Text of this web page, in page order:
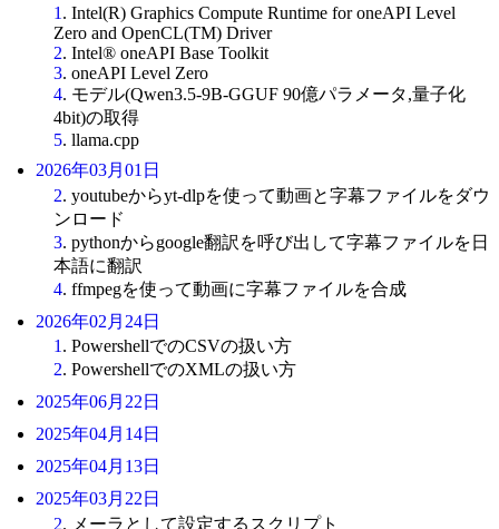
1 . Intel(R) Graphics Compute Runtime for oneAPI Level
Zero and OpenCL(TM) Driver
2. Intel® oneAPI Base Toolkit
3. oneAPI Level Zero
4. モデル(Qwen3.5-9B-GGUF 90億パラメータ,量子化
4bit)の取得
5. llama.cpp
2026年03月01日
2. youtubeからyt-dlpを使って動画と字幕ファイルをダウ
ンロード
3. pythonからgoogle翻訳を呼び出して字幕ファイルを日
本語に翻訳
4. ffmpegを使って動画に字幕ファイルを合成
2026年02月24日
1 . PowershellでのCSVの扱い方
2. PowershellでのXMLの扱い方
2025年06月22日
2025年04月14日
2025年04月13日
2025年03月22日
2. メーラとして設定するスクリプト